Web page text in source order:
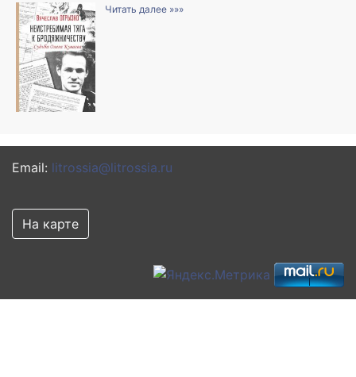
Читать далее »»»
Email: litrossia@litrossia.ru
На карте